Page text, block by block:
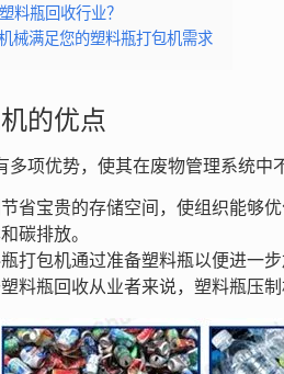
料瓶回收行业？
械满足您的塑料瓶打包机需求
的优点
项优势，使其在废物管理系统中
省宝贵的存储空间，使组织能够
碳排放。
打包机通过准备塑料瓶以便进一步
料瓶回收从业者来说，塑料瓶压